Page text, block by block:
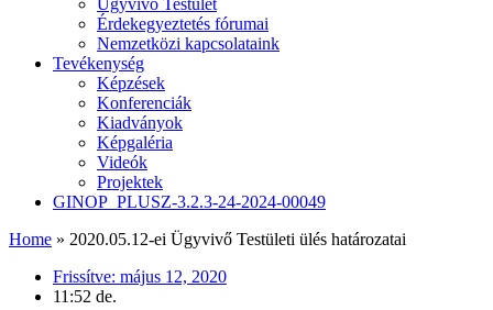
Ügyvivő Testület
Érdekegyeztetés fórumai
Nemzetközi kapcsolataink
Tevékenység
Képzések
Konferenciák
Kiadványok
Képgaléria
Videók
Projektek
GINOP_PLUSZ-3.2.3-24-2024-00049
Home » 2020.05.12-ei Ügyvivő Testületi ülés határozatai
Frissítve: május 12, 2020
11:52 de.